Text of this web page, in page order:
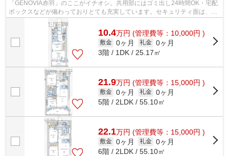
「GENOVIA赤羽」のここがイチオシ。共用部にはゴミ出し24時間OK・宅配
ボックスなどが備わっておりとても充実しています。セキュリティ面は、TV
インターホン・オートロックなどを設置し...
10.4万円 (管理費等：10,000円 )
敷金 0ヶ月 礼金 0ヶ月
3階 / 1DK / 25.17㎡
21.9万円 (管理費等：15,000円 )
敷金 0ヶ月 礼金 0ヶ月
5階 / 2LDK / 55.10㎡
22.1万円 (管理費等：15,000円 )
敷金 0ヶ月 礼金 0ヶ月
6階 / 2LDK / 55.10㎡